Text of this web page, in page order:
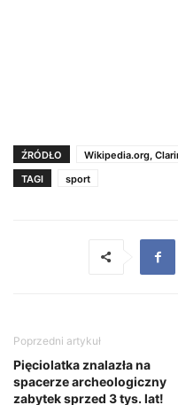
ŹRÓDŁO
Wikipedia.org,
TAGI
sport
Poprzedni artykuł
Pięciolatka znalazła na
spacerze archeologiczny
zabytek sprzed 3 tys. lat!